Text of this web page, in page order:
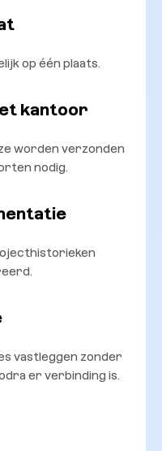
op één plaats.
kantoor
worden verzonden
nodig.
vastleggen zonder
er verbinding is.